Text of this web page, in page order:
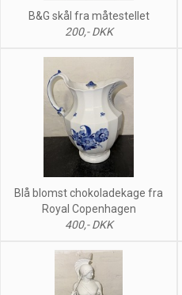
B&G skål fra måtestellet
200,- DKK
Blå blomst chokoladekage fra
Royal Copenhagen
400,- DKK